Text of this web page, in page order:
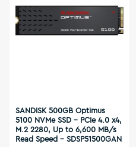
SANDISK 500GB Optimus
5100 NVMe SSD - PCIe 4.0 x4,
M.2 2280, Up to 6,600 MB/s
Read Speed - SDSP51500GAN